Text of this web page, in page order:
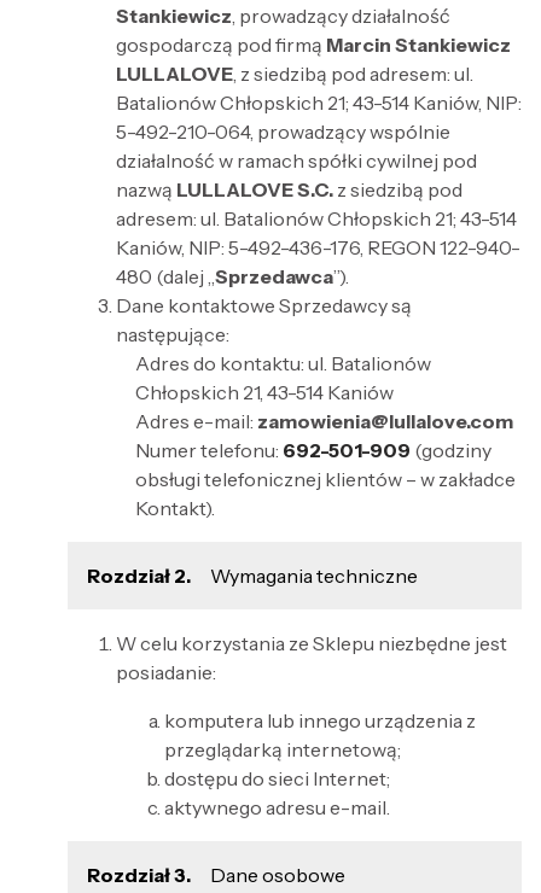
Stankiewicz , prowadzący działalność
gospodarczą pod firmą Marcin Stankiewicz
LULLALOVE , z siedzibą pod adresem: ul.
Batalionów Chłopskich 21; 43-514 Kaniów, NIP:
5-492-210-064, prowadzący wspólnie
działalność w ramach spółki cywilnej pod
nazwą LULLALOVE S.C. z siedzibą pod
adresem: ul. Batalionów Chłopskich 21; 43-514
Kaniów, NIP: 5-492-436-176 , REGON 122-940-
480 (dalej „ Sprzedawca”).
Dane kontaktowe Sprzedawcy są
następujące:
Adres do kontaktu: ul. Batalionów
Chłopskich 21, 43-514 Kaniów
Adres e-mail: zamowienia@lullalove.com
Numer telefonu: 692-501-909 (godziny
obsługi telefonicznej klientów – w zakładce
Kontakt).
Rozdział 2. Wymagania techniczne
W celu korzystania ze Sklepu niezbędne jest
posiadanie:
komputera lub innego urządzenia z
przeglądarką internetową;
dostępu do sieci Internet;
aktywnego adresu e-mail.
Rozdział 3. Dane osobowe